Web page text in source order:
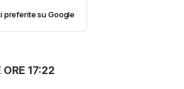
preferite su Google
17:22